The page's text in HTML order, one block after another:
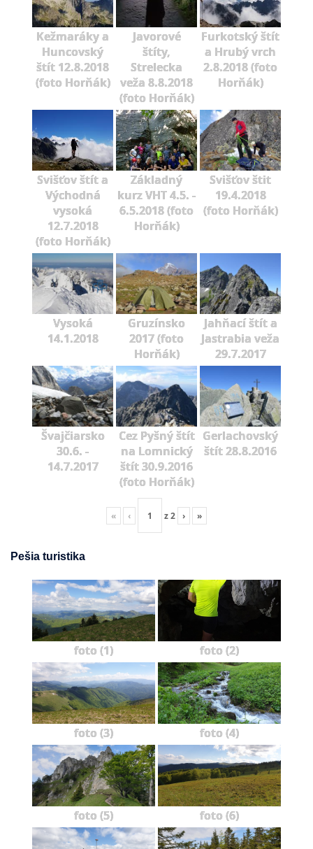
Kežmaráky a
Huncovský
štít 12.8.2018
(foto Horňák)
Javorové
štíty,
Strelecka
veža 8.8.2018
(foto Horňák)
Furkotský štít
a Hrubý vrch
2.8.2018 (foto
Horňák)
Svišťov štít a
Východná
vysoká
12.7.2018
(foto Horňák)
Základný
kurz VHT 4.5. -
6.5.2018 (foto
Horňák)
Svišťov štit
19.4.2018
(foto Horňák)
Vysoká
14.1.2018
Gruzínsko
2017 (foto
Horňák)
Jahňací štít a
Jastrabia veža
29.7.2017
Švajčiarsko
30.6. -
14.7.2017
Cez Pyšný štít
na Lomnický
štít 30.9.2016
(foto Horňák)
Gerlachovský
štít 28.8.2016
« ‹ z2 › »
Pešia turistika
foto (1) foto (2)
foto (3) foto (4)
foto (5) foto (6)